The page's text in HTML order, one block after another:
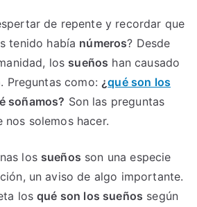
de repente y recordar que
tenido había números? Desde
los sueños han causado
Preguntas como: ¿qué son los
soñamos? Son las preguntas
nos solemos hacer.
los sueños son una especie
un aviso de algo importante.
losqué son los sueños según